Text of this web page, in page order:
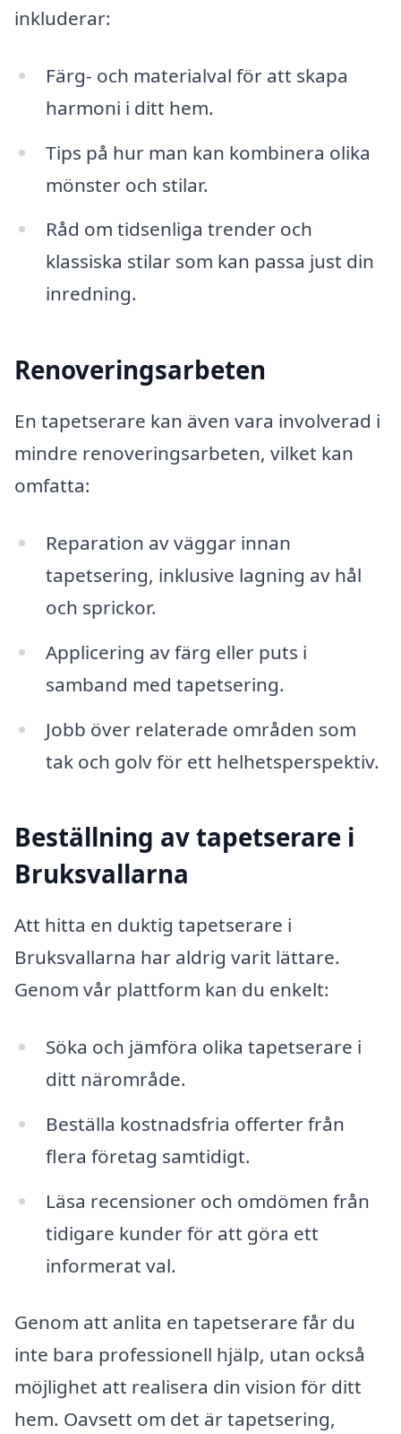
inkluderar:
Färg- och materialval för att skapa
harmoni i ditt hem.
Tips på hur man kan kombinera olika
mönster och stilar.
Råd om tidsenliga trender och
klassiska stilar som kan passa just din
inredning.
Renoveringsarbeten
En tapetserare kan även vara involverad i
mindre renoveringsarbeten, vilket kan
omfatta:
Reparation av väggar innan
tapetsering, inklusive lagning av hål
och sprickor.
Applicering av färg eller puts i
samband med tapetsering.
Jobb över relaterade områden som
tak och golv för ett helhetsperspektiv.
Beställning av tapetserare i
Bruksvallarna
Att hitta en duktig tapetserare i
Bruksvallarna har aldrig varit lättare.
Genom vår plattform kan du enkelt:
Söka och jämföra olika tapetserare i
ditt närområde.
Beställa kostnadsfria offerter från
flera företag samtidigt.
Läsa recensioner och omdömen från
tidigare kunder för att göra ett
informerat val.
Genom att anlita en tapetserare får du
inte bara professionell hjälp, utan också
möjlighet att realisera din vision för ditt
hem. Oavsett om det är tapetsering,